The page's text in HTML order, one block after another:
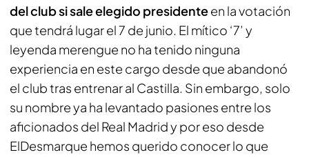
del club si sale elegido presidenteen la votación
que tendrá lugar el 7 de junio. El mítico ‘7’ y
leyenda merengue no ha tenido ninguna
experiencia en este cargo desde que abandonó
el club tras entrenar al Castilla. Sin embargo, solo
su nombre ya ha levantado pasiones entre los
aficionados del Real Madrid y por eso desde
ElDesmarque hemos querido conocer lo que